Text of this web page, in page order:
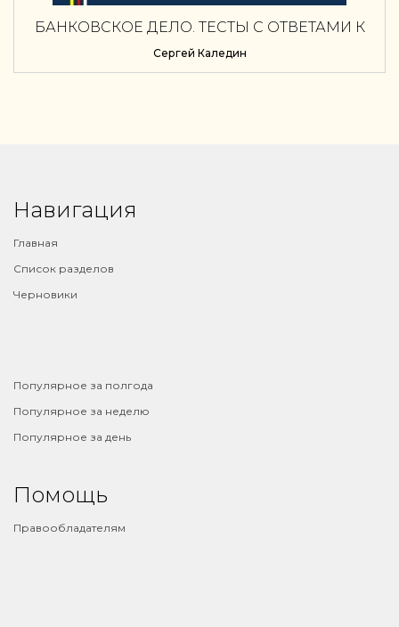
БАНКОВСКОЕ ДЕЛО. ТЕСТЫ С ОТВЕТАМИ К
ТЕМЕ №5 «ВАЛЮТНЫЕ ОПЕРАЦИИ»
Сергей Каледин
Навигация
Главная
Список разделов
Черновики
Популярное за полгода
Популярное за неделю
Популярное за день
Помощь
Правообладателям